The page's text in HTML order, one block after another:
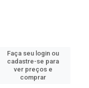
Faça seu login ou
cadastre-se para
ver preços e
comprar